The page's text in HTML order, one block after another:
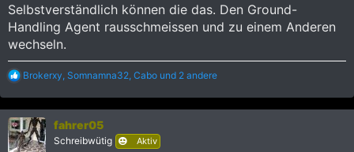
Selbstverständlich können die das. Den Ground-
Handling Agent rausschmeissen und zu einem Anderen
wechseln.
R
a
k
t
i
Brokerxy Somnamna32 Cabo und 2 andere
fahrer05
Schreibwütig Aktiv